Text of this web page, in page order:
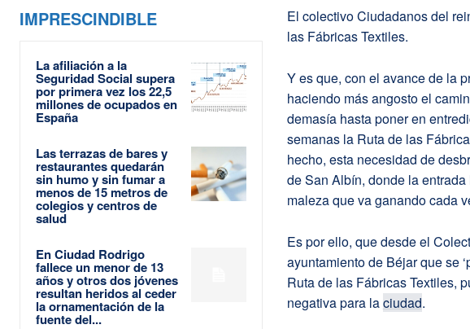
IMPRESCINDIBLE
La afiliación a la
Seguridad Social supera
por primera vez los 22,5
millones de ocupados en
España
Las terrazas de bares y
restaurantes quedarán
sin humo y sin fumar a
menos de 15 metros de
colegios y centros de
salud
En Ciudad Rodrigo
fallece un menor de 13
años y otros dos jóvenes
resultan heridos al ceder
la ornamentación de la
fuente del...
El colectivo Ciudadanos del
las Fábricas Textiles.
Y es que, con el avance de la
haciendo más angosto el
demasía hasta poner en
semanas la Ruta de las
hecho, esta necesidad de
de San Albín, donde la
maleza que va ganando cada
Es por ello, que desde el
ayuntamiento de Béjar que se
Ruta de las Fábricas Textiles,
negativa para laciudad.